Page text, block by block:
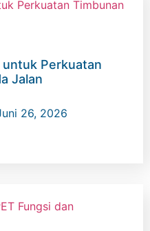
Perkuatan
Jalan
26, 2026